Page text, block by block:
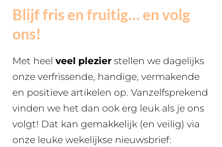
Blijf fris en fruitig… en volg
ons!
Met heel veel plezier stellen we dagelijks
onze verfrissende, handige, vermakende
en positieve artikelen op. Vanzelfsprekend
vinden we het dan ook erg leuk als je ons
volgt! Dat kan gemakkelijk (en veilig) via
onze leuke wekelijkse nieuwsbrief: